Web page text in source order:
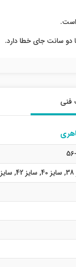
است.
دو سانت جای خطا دارد.
, سایز 40 , سایز 42 , سایز 44